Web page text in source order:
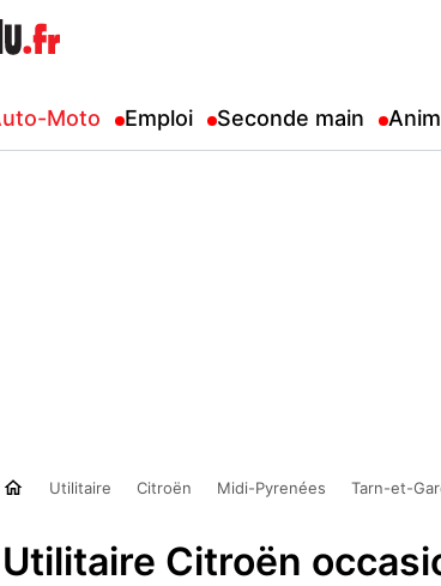
Moto Emploi Seconde main
Utilitaire Citroën Midi-Pyrenées Tarn-et-
Utilitaire Citroën